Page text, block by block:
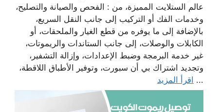
عالم الستلايت المميزة، من : الفحص والصيانة والتصليح،
وخدمات الفك أو التركيب إلى جانب النقل السريع،
بالإضافة إلى ما يوفره من قطع الغيار والملحقات، أو
الكابلات والوصلات، إلى جانب الستاندات والريموتات،
غير خدمة البرمجة وضبط الإعدادات، وإزالة التشفير،
وتجديد اشتراك بي أن سبورت، وتوفير الأطباق اللاقطة،
... اقرأ المزيد